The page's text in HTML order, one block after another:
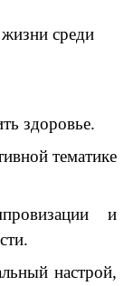
среди
здоровье.
тематике
и
настрой,